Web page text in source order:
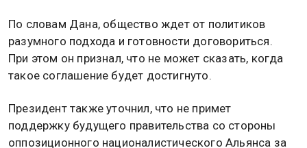
По словам Дана, общество ждет от политиков
разумного подхода и готовности договориться.
При этом он признал, что не может сказать, когда
такое соглашение будет достигнуто.
Президент также уточнил, что не примет
поддержку будущего правительства со стороны
оппозиционного националистического Альянса за